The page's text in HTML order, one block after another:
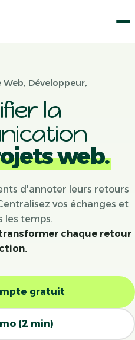
Développeur,
la
web.
d'annoter leurs retours
vos échanges et
les temps.
chaque retour
gratuit
(2 min)